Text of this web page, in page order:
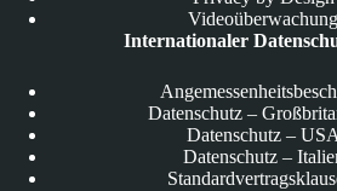
Videoüberwachung
Internationaler
Datenschutz –
Datenschutz – USA
Datenschutz –